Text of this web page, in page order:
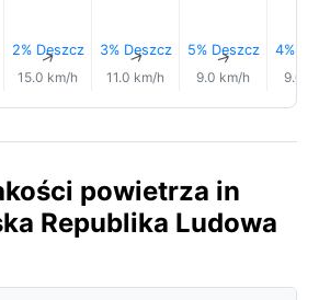
2% Deszcz
↑
15.0 km/h
3% Deszcz
↑
11.0 km/h
5% Deszcz
↑
9.0 km/h
4%
9.0
powietrza in
Republika Ludowa